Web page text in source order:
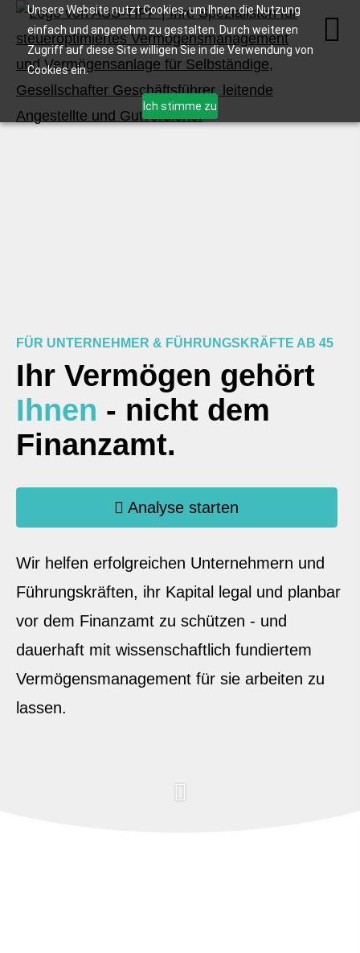
Unsere Website nutzt Cookies, um Ihnen die Nutzung
einfach und angenehm zu gestalten. Durch weiteren
Zugriff auf diese Site willigen Sie in die Verwendung von
Cookies ein.
Ich stimme zu
FÜR UNTERNEHMER & FÜHRUNGSKRÄFTE AB 45
Ihr Vermögen gehört
Ihnen - nicht dem
Finanzamt.
Analyse starten
Wir helfen erfolgreichen Unternehmern und
Führungskräften, ihr Kapital legal und planbar
vor dem Finanzamt zu schützen - und
dauerhaft mit wissenschaftlich fundiertem
Vermögensmanagement für sie arbeiten zu
lassen.